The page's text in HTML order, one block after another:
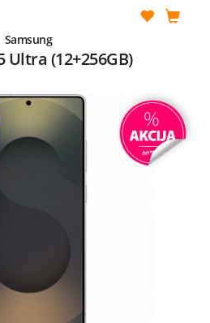
Samsung
Ultra (12+256GB)